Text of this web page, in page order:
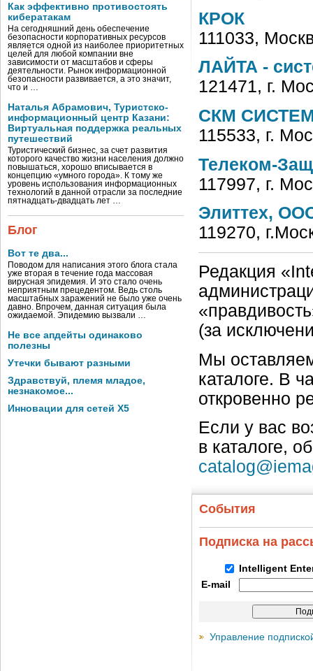
Как эффективно противостоять
кибератакам
На сегодняшний день обеспечение
безопасности корпоративных ресурсов
является одной из наиболее приоритетных
целей для любой компании вне
зависимости от масштабов и сферы
деятельности. Рынок информационной
безопасности развивается, а это значит,
что и …
Наталья Абрамович, Туристско-
информационный центр Казани:
Виртуальная поддержка реальных
путешествий
Туристический бизнес, за счет развития
которого качество жизни населения должно
повышаться, хорошо вписывается в
концепцию «умного города». К тому же
уровень использования информационных
технологий в данной отрасли за последние
пятнадцать-двадцать лет …
Блог
Вот те два...
Поводом для написания этого блога стала
уже вторая в течение года массовая
вирусная эпидемия. И это стало очень
неприятным прецедентом. Ведь столь
масштабных заражений не было уже очень
давно. Впрочем, данная ситуация была
ожидаемой. Эпидемию вызвали …
Не все апдейты одинаково
полезны
Утечки бывают разными
Здравствуй, племя младое,
незнакомое...
Инновации для сетей X5
КРОК
111033,
ЛАЙТА -
121471, г.
СКМ
115533, г.
Телеком-
117997, г.
Элиттех,
119270,
Редакция
(за
Мы
каталоге. В
откровенно
Если у вас
в каталоге,
События
Подписка на
Intelligent
E-mail
Управление